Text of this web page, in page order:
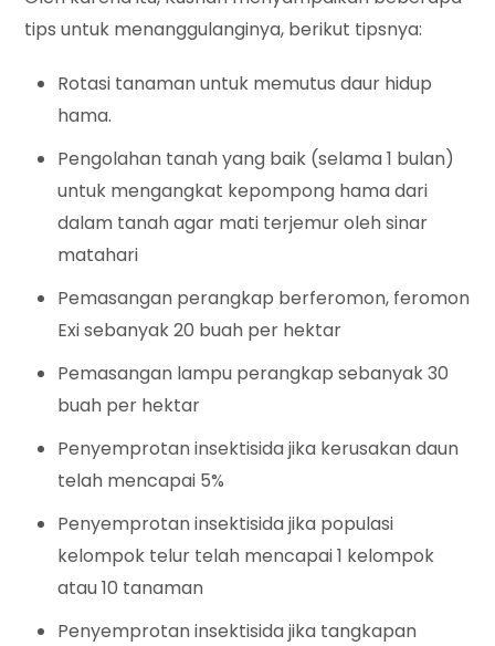
tips untuk menanggulanginya, berikut tipsnya:
Rotasi tanaman untuk memutus daur hidup
hama.
Pengolahan tanah yang baik (selama 1 bulan)
untuk mengangkat kepompong hama dari
dalam tanah agar mati terjemur oleh sinar
matahari
Pemasangan perangkap berferomon, feromon
Exi sebanyak 20 buah per hektar
Pemasangan lampu perangkap sebanyak 30
buah per hektar
Penyemprotan insektisida jika kerusakan daun
telah mencapai 5%
Penyemprotan insektisida jika populasi
kelompok telur telah mencapai 1 kelompok
atau 10 tanaman
Penyemprotan insektisida jika tangkapan